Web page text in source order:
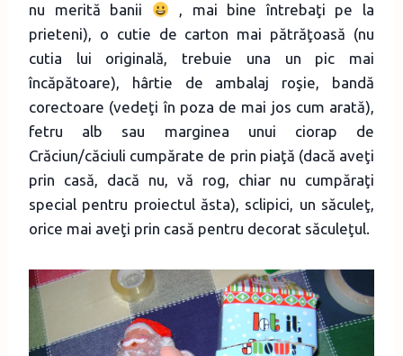
nu merită banii
, mai bine întrebaţi pe la
prieteni), o cutie de carton mai pătrăţoasă (nu
cutia lui originală, trebuie una un pic mai
încăpătoare), hârtie de ambalaj roşie, bandă
corectoare (vedeţi în poza de mai jos cum arată),
fetru alb sau marginea unui ciorap de
Crăciun/căciuli cumpărate de prin piaţă (dacă aveţi
prin casă, dacă nu, vă rog, chiar nu cumpăraţi
special pentru proiectul ăsta), sclipici, un săculeţ,
orice mai aveţi prin casă pentru decorat săculeţul.